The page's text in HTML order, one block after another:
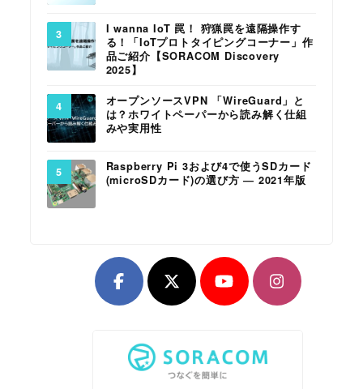
I wanna IoT 罠！ 狩猟罠を遠隔操作す
る！「IoTプロトタイピングコーナー」作
品ご紹介【SORACOM Discovery
2025】
オープンソースVPN 「WireGuard」と
は？ホワイトペーパーから読み解く仕組
みや実用性
Raspberry Pi 3および4で使うSDカード
(microSDカード)の選び方 ― 2021年版